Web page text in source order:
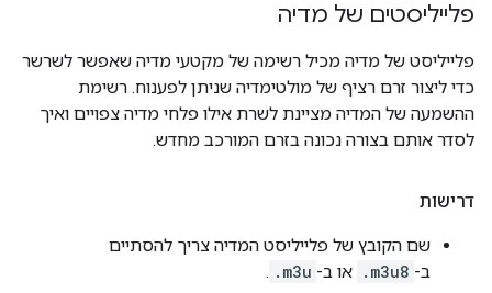
פלייליסטים של מדיה
פלייליסט של מדיה מכיל רשימה של מקטעי מדיה שאפשר לשרשר
כדי ליצור זרם רציף של מולטימדיה שניתן לפענוח. רשימת
ההשמעה של המדיה מציינת לשרת אילו פלחי מדיה צפויים ואיך
לסדר אותם בצורה נכונה בזרם המורכב מחדש.
דרישות
שם הקובץ של פלייליסט המדיה צריך להסתיים
ב- .m3u8 או ב- .m3u
.